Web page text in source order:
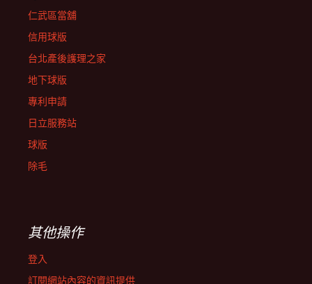
仁武區當舖
信用球版
台北產後護理之家
地下球版
專利申請
日立服務站
球版
除毛
其他操作
登入
訂閱網站內容的資訊提供